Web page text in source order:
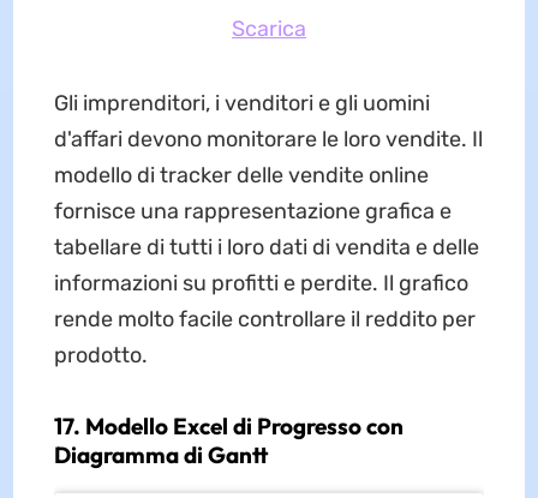
Scarica
Gli imprenditori, i venditori e gli uomini
d'affari devono monitorare le loro vendite. Il
modello di tracker delle vendite online
fornisce una rappresentazione grafica e
tabellare di tutti i loro dati di vendita e delle
informazioni su profitti e perdite. Il grafico
rende molto facile controllare il reddito per
prodotto.
17. Modello Excel di Progresso con
Diagramma di Gantt